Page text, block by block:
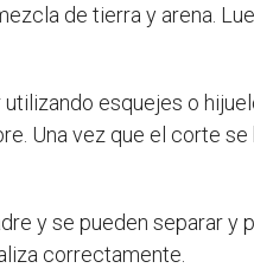
de tierra y arena.
utilizando esquejes o
Una vez que el corte se
y se pueden separar y
correctamente.